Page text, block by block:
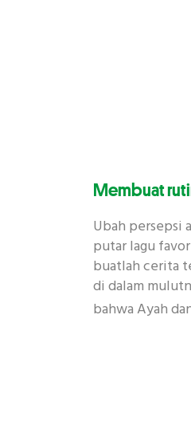
Membuat
Ubah persepsi
putar lagu
buatlah cerita
di dalam
bahwa Ayah